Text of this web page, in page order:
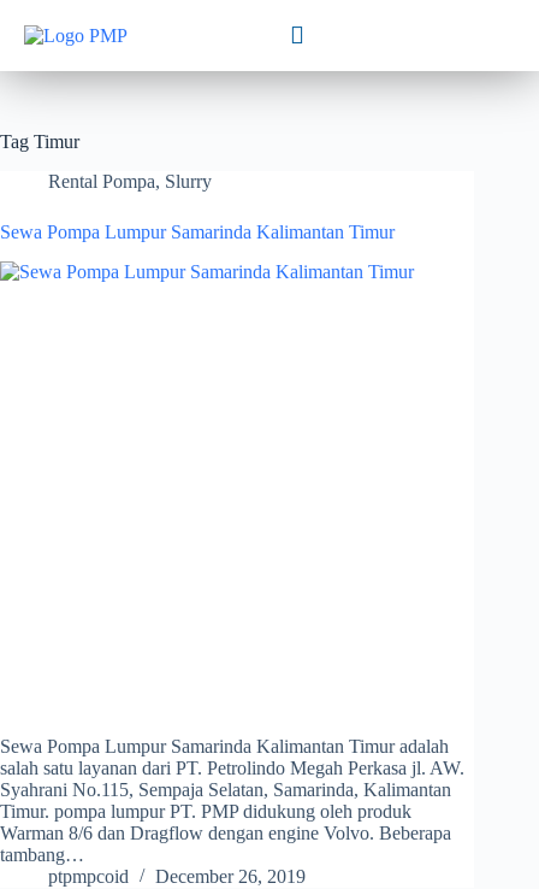
Tag Timur
Rental Pompa, Slurry
Sewa Pompa Lumpur Samarinda Kalimantan Timur
Sewa Pompa Lumpur Samarinda Kalimantan Timur adalah
salah satu layanan dari PT. Petrolindo Megah Perkasa jl. AW.
Syahrani No.115, Sempaja Selatan, Samarinda, Kalimantan
Timur. pompa lumpur PT. PMP didukung oleh produk
Warman 8/6 dan Dragflow dengan engine Volvo. Beberapa
tambang…
ptpmpcoid
December 26, 2019